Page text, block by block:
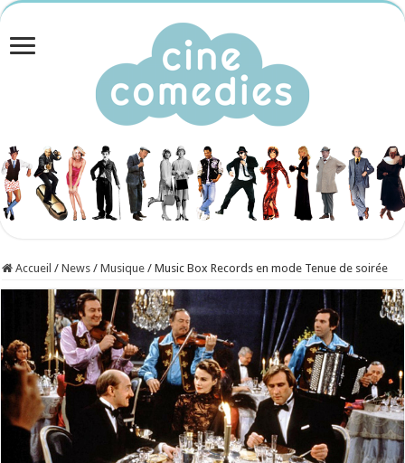
Accueil / News / Musique / Music Box Records en mode Tenue de soirée